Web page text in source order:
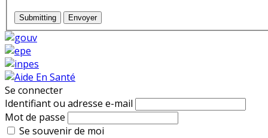
Submitting Envoyer
Se connecter
Identifiant ou adresse e-mail
Mot de passe
Se souvenir de moi